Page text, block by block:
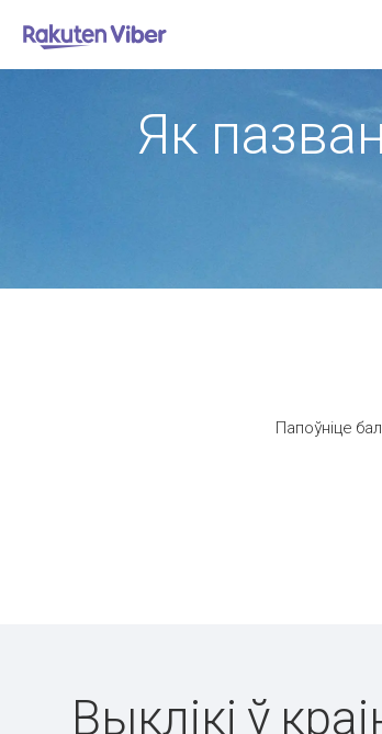
Як
Папоўніце
Выклікі ў